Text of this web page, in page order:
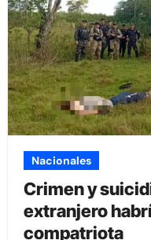
Nacionales
Crimen y
extranjero
compatriota